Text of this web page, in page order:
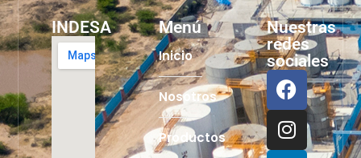
INDESA Menú
Inicio
Nosotros
Productos
Nuestras
redes
sociales